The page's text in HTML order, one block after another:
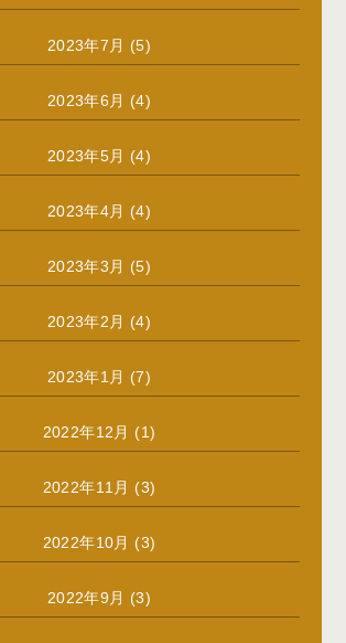
2023年7月 (5)
2023年6月 (4)
2023年5月 (4)
2023年4月 (4)
2023年3月 (5)
2023年2月 (4)
2023年1月 (7)
2022年12月 (1)
2022年11月 (3)
2022年10月 (3)
2022年9月 (3)